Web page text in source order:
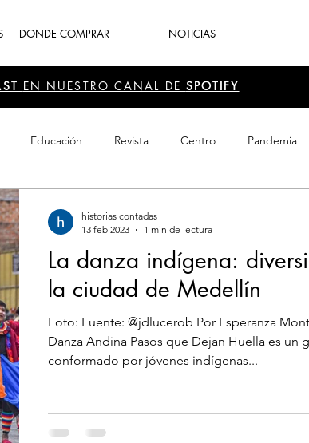
DONDE COMPRAR NOTICIAS
EN NUESTRO CANAL DE SPOTIFY
Educación Revista Centro Pandemia
Navidad
La danza indígena:
la ciudad de Medellín
Foto: Fuente: @jdlucerob Por Esperanza Montoya Solarte
Danza Andina Pasos que Dejan Huella es un
conformado por jóvenes indígenas...
historias contadas
13 feb 2023
1 min de lectura